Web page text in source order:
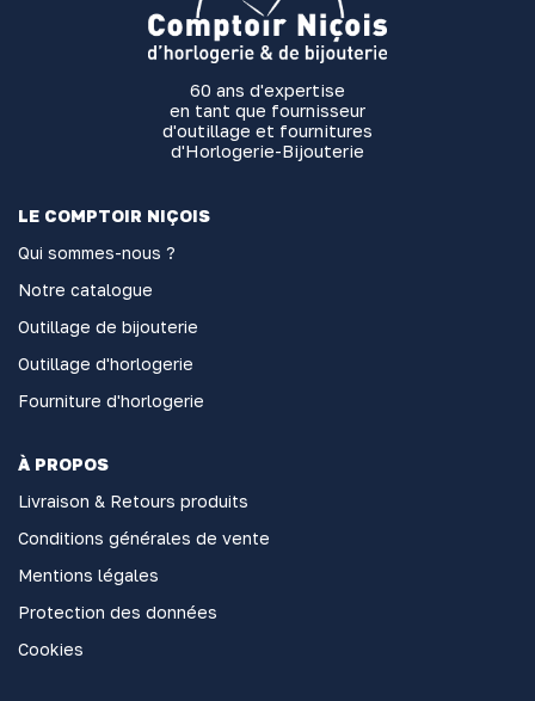
60 ans d'expertise
en tant que fournisseur
d'outillage et fournitures
d'Horlogerie-Bijouterie
LE COMPTOIR NIÇOIS
Qui sommes-nous ?
Notre catalogue
Outillage de bijouterie
Outillage d'horlogerie
Fourniture d'horlogerie
À PROPOS
Livraison & Retours produits
Conditions générales de vente
Mentions légales
Protection des données
Cookies